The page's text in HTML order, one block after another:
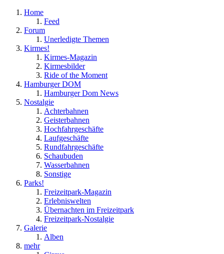
Home
Feed
Forum
Unerledigte Themen
Kirmes!
Kirmes-Magazin
Kirmesbilder
Ride of the Moment
Hamburger DOM
Hamburger Dom News
Nostalgie
Achterbahnen
Geisterbahnen
Hochfahrgeschäfte
Laufgeschäfte
Rundfahrgeschäfte
Schaubuden
Wasserbahnen
Sonstige
Parks!
Freizeitpark-Magazin
Erlebniswelten
Übernachten im Freizeitpark
Freizeitpark-Nostalgie
Galerie
Alben
mehr